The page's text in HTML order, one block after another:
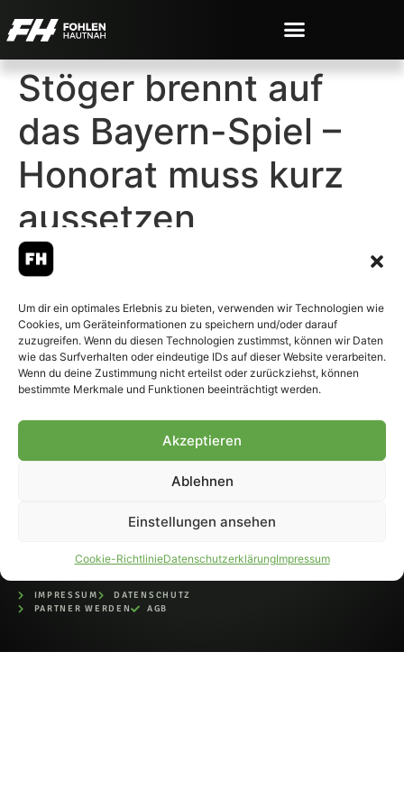
Um dir ein optimales Erlebnis zu bieten, verwenden wir Technologien wie
Cookies, um Geräteinformationen zu speichern und/oder darauf
zuzugreifen. Wenn du diesen Technologien zustimmst, können wir Daten
wie das Surfverhalten oder eindeutige IDs auf dieser Website verarbeiten.
Wenn du deine Zustimmung nicht erteilst oder zurückziehst, können
bestimmte Merkmale und Funktionen beeinträchtigt werden.
Akzeptieren
Ablehnen
Einstellungen ansehen
Cookie-RichtlinieDatenschutzerklärungImpressum
Stöger brennt auf
das Bayern-Spiel –
Honorat muss kurz
aussetzen
© 2007-2026 Fohlen-Hautnah.de
– Alle rechte vorbehalten.
Fohlen-Hautnah.de ist ein
offiziell eingetragenes Magazin
IMPRESSUM
DATENSCHUTZ
PARTNER WERDEN
AGB